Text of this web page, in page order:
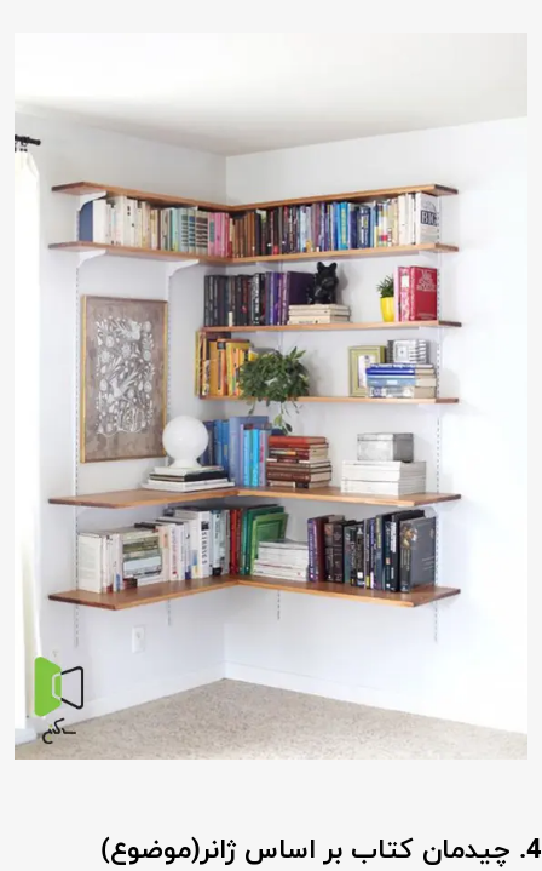
4. چیدمان کتاب بر اساس ژانر(موضوع)